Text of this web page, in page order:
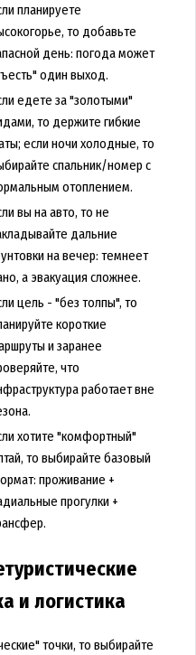
планируете
то добавьте
день: погода может
один выход.
едете за "золотыми"
то держите гибкие
если ночи холодные, то
спальник/номер с
отоплением.
вы на авто, то не
дальние
на вечер: темнеет
а эвакуация сложнее.
цель - "без толпы", то
короткие
и заранее
что
работает вне
хотите "комфортный"
то выбирайте базовый
проживание +
прогулки +
и логистика
точки, то выбирайте